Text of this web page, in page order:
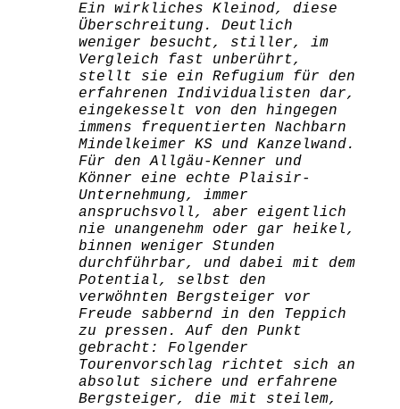
Ein wirkliches Kleinod, diese
Überschreitung. Deutlich
weniger besucht, stiller, im
Vergleich fast unberührt,
stellt sie ein Refugium für den
erfahrenen Individualisten dar,
eingekesselt von den hingegen
immens frequentierten Nachbarn
Mindelkeimer KS und Kanzelwand.
Für den Allgäu-Kenner und
Könner eine echte Plaisir-
Unternehmung, immer
anspruchsvoll, aber eigentlich
nie unangenehm oder gar heikel,
binnen weniger Stunden
durchführbar, und dabei mit dem
Potential, selbst den
verwöhnten Bergsteiger vor
Freude sabbernd in den Teppich
zu pressen. Auf den Punkt
gebracht: Folgender
Tourenvorschlag richtet sich an
absolut sichere und erfahrene
Bergsteiger, die mit steilem,